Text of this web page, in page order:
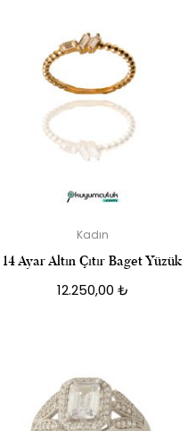
Kadın
14 Ayar Altın Çıtır Baget Yüzük
12.250,00 ₺